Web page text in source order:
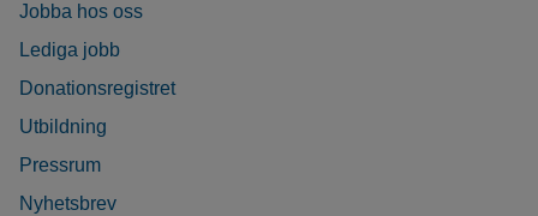
Jobba hos oss
Lediga jobb
Donationsregistret
Utbildning
Pressrum
Nyhetsbrev